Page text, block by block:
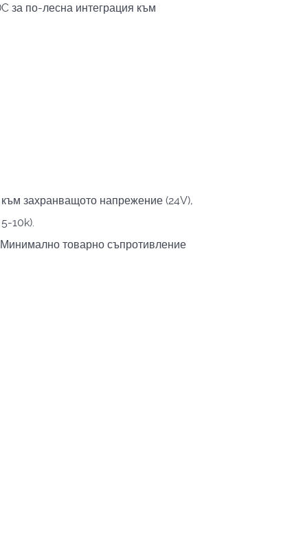
за по-лесна интеграция към
захранващото напрежение (24V),
10k).
товарно съпротивление